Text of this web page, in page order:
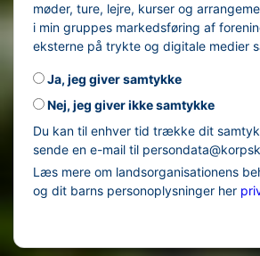
møder, ture, lejre, kurser og
i min gruppes markedsføring af
eksterne på trykte og digitale medier
Ja, jeg giver samtykke
Nej, jeg giver ikke samtykke
Du kan til enhver tid trække dit
sende en e-mail til
Læs mere om landsorganisationens
og dit barns personoplysninger her